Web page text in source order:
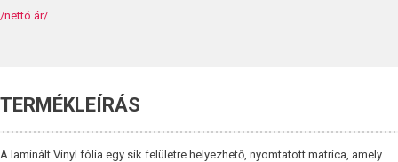
/nettó ár/
TERMÉKLEÍRÁS
A laminált Vinyl fólia egy sík felületre helyezhető, nyomtatott matrica, amely